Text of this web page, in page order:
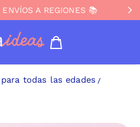
ENVÍOS A REGIONES 📚
❤️ PingPong Pubertad
compras sobre $99.900 ✨
todas las edades